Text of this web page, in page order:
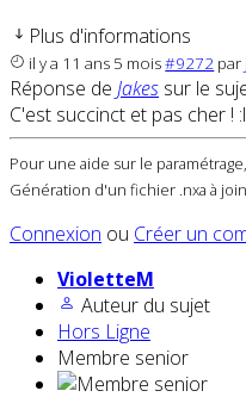
Plus d'informations
il y a 11 ans 5 mois#9272 par
Réponse de Jakes sur le
C'est succinct et pas cher !
Pour une aide sur le
Génération d'un fichier .nxa à
Connexion ou Créer un
VioletteM
Auteur du sujet
Hors Ligne
Membre senior